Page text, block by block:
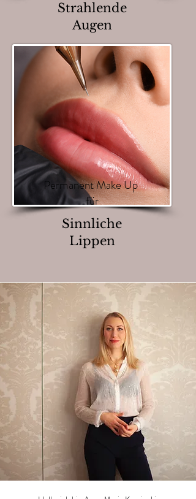
Strahlende
Augen
Permanent Make Up
für
Sinnliche
Lippen